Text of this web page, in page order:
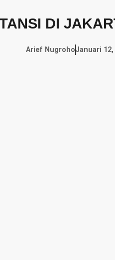
DI
Arief NugrohoJanuari 12,